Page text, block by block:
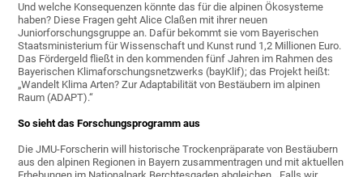
Und welche Konsequenzen könnte das für die alpinen Ökosysteme
haben? Diese Fragen geht Alice Claßen mit ihrer neuen
Juniorforschungsgruppe an. Dafür bekommt sie vom Bayerischen
Staatsministerium für Wissenschaft und Kunst rund 1,2 Millionen Euro.
Das Fördergeld fließt in den kommenden fünf Jahren im Rahmen des
Bayerischen Klimaforschungsnetzwerks (bayKlif); das Projekt heißt:
„Wandelt Klima Arten? Zur Adaptabilität von Bestäubern im alpinen
Raum (ADAPT).“
So sieht das Forschungsprogramm aus
Die JMU-Forscherin will historische Trockenpräparate von Bestäubern
aus den alpinen Regionen in Bayern zusammentragen und mit aktuellen